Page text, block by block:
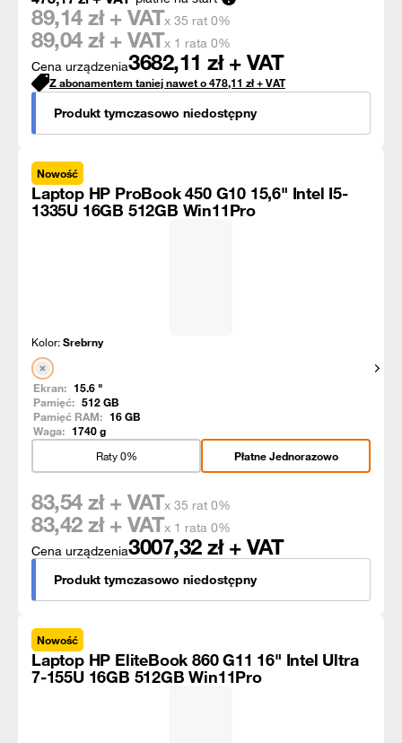
Cena urządzenia3682,11 zł + VAT
89,14 zł + VATx 35 rat 0%
89,04 zł + VATx 1 rata 0%
Z abonamentem taniej nawet o478,11 zł+ VAT
Produkt tymczasowo niedostępny
Nowość
Laptop HP ProBook 450 G10 15,6" Intel I5-
1335U 16GB 512GB Win11Pro
Kolor:Srebrny
Ekran: 15.6 "
Pamięć: 512GB
Pamięć RAM: 16GB
Waga: 1740g
Płatne Jednorazowo
Raty 0%
Cena urządzenia3007,32 zł + VAT
83,54 zł + VATx 35 rat 0%
83,42 zł + VATx 1 rata 0%
Produkt tymczasowo niedostępny
Nowość
Laptop HP EliteBook 860 G11 16" Intel Ultra
7-155U 16GB 512GB Win11Pro